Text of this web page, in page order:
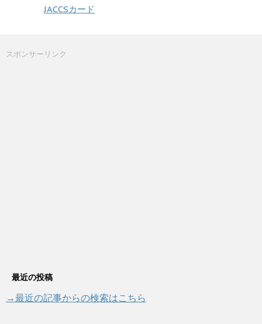
JACCSカード
スポンサーリンク
最近の投稿
→最近の記事からの検索はこちら